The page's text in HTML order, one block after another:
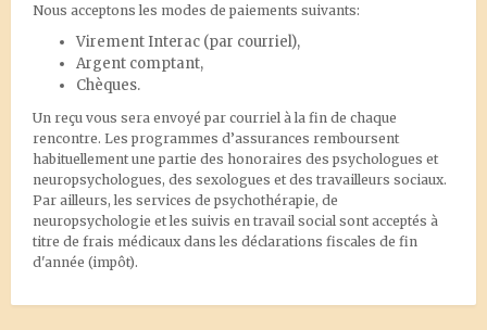
Nous acceptons les modes de paiements suivants:
Virement Interac (par courriel),
Argent comptant,
Chèques.
Un reçu vous sera envoyé par courriel à la fin de chaque
rencontre. Les programmes d’assurances remboursent
habituellement une partie des honoraires des psychologues et
neuropsychologues, des sexologues et des travailleurs sociaux.
Par ailleurs, les services de psychothérapie, de
neuropsychologie et les suivis en travail social sont acceptés à
titre de frais médicaux dans les déclarations fiscales de fin
d'année (impôt).